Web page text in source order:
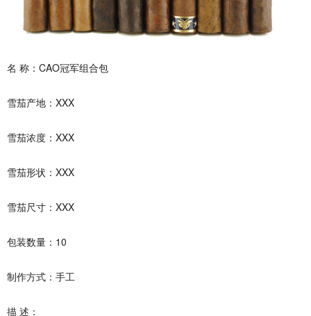
名 称：CAO冠军组合包
雪茄产地：XXX
雪茄浓度：XXX
雪茄形状：XXX
雪茄尺寸：XXX
包装数量：10
制作方式：手工
描 述：